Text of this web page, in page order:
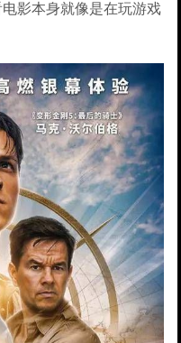
影本身就像是在玩游戏